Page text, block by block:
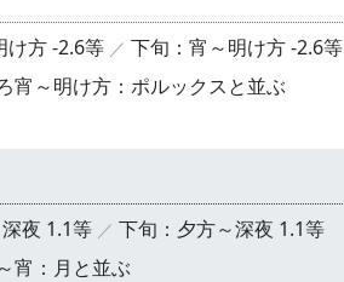
け方 -2.6等
下旬：宵～明け方 -2.6等
宵～明け方：ポルックスと並ぶ
夜 1.1等
下旬：夕方～深夜 1.1等
宵：月と並ぶ